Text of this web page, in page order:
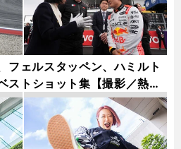
フェルスタッペン、ハミルト
トショット集【撮影／熱田